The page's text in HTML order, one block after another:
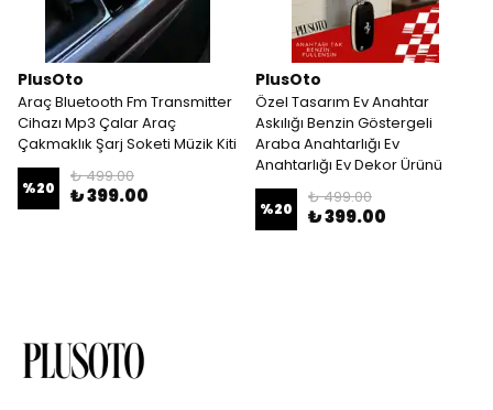
PlusOto
Araç Bluetooth Fm Transmitter
Cihazı Mp3 Çalar Araç
Çakmaklık Şarj Soketi Müzik Kiti
%20
₺ 499.00
₺ 399.00
PlusOto
Özel Tasarım Ev Anahtar
Askılığı Benzin Göstergeli
Araba Anahtarlığı Ev
Anahtarlığı Ev Dekor Ürünü
%20
₺ 499.00
₺ 399.00